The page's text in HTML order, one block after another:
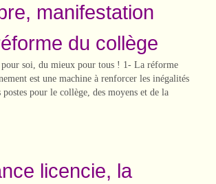
manifestation
du collège
pour soi, du mieux pour tous ! 1- La réforme
est une machine à renforcer les inégalités
pour le collège, des moyens et de la
licencie, la